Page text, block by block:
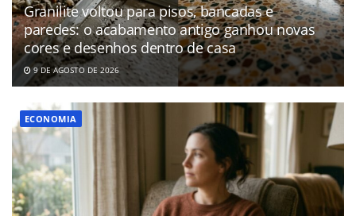
Granilite voltou para pisos, bancadas e
paredes: o acabamento antigo ganhou novas
cores e desenhos dentro de casa
9 DE AGOSTO DE 2026
ECONOMIA